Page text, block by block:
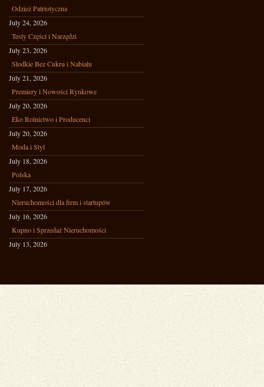
Odzież Patriotyczna
July 24, 2026
Testy Części i Narzędzi
July 23, 2026
Słodkie Bez Cukru i Nabiału
July 21, 2026
Premiery i Nowości Rynkowe
July 20, 2026
Eko Rolnictwo i Producenci
July 20, 2026
Moda i Styl
July 18, 2026
Polska
July 17, 2026
Nieruchomości dla firm i startupów
July 16, 2026
Kupno i Sprzedaż Nieruchomości
July 13, 2026